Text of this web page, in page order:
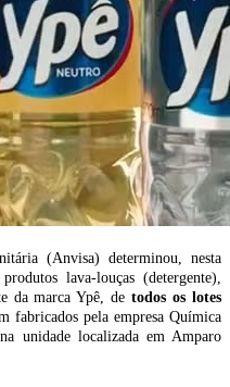
(Anvisa) determinou, nesta
lava-louças (detergente),
da marca Ypê, de todos os lotes
fabricados pela empresa Química
unidade localizada em Amparo